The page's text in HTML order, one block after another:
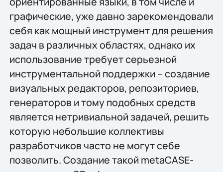
графические, уже давно зарекомендовали
себя как мощный инструмент для решения
задач в различных областях, однако их
использование требует серьезной
инструментальной поддержки – создание
визуальных редакторов, репозиториев,
генераторов и тому подобных средств
является нетривиальной задачей, решить
которую небольшие коллективы
разработчиков часто не могут себе
позволить. Создание такой metaCASE-